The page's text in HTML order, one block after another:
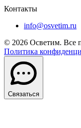
Контакты
info@osvetim.ru
© 2026 Осветим. Все
Политика
Связаться